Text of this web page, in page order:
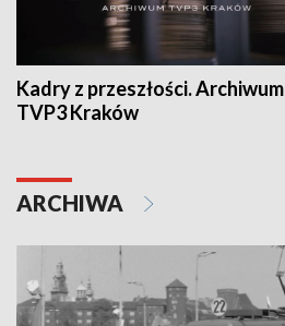
Kadry z przeszłości. Archiwum
TVP3 Kraków
ARCHIWA